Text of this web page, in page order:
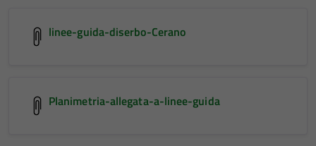
linee-guida-diserbo-Cerano
Planimetria-allegata-a-linee-guida